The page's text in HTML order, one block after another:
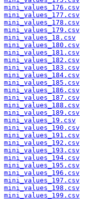
mini_values_176.csv
mini_values_177.csv
mini_values_178.csv
mini_values_179.csv
mini_values_18.csv
mini_values_180.csv
mini_values_181.csv
mini_values_182.csv
mini_values_183.csv
mini_values_184.csv
mini_values_185.csv
mini_values_186.csv
mini_values_187.csv
mini_values_188.csv
mini_values_189.csv
mini_values_19.csv
mini_values_190.csv
mini_values_191.csv
mini_values_192.csv
mini_values_193.csv
mini_values_194.csv
mini_values_195.csv
mini_values_196.csv
mini_values_197.csv
mini_values_198.csv
mini_values_199.csv